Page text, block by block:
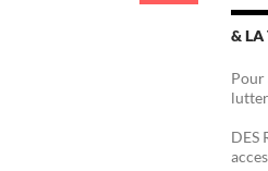
& LA
Pour
DES